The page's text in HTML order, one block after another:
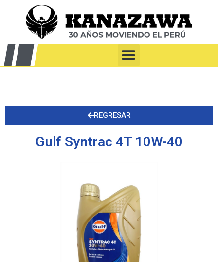
REGRESAR
Gulf Syntrac 4T 10W-40